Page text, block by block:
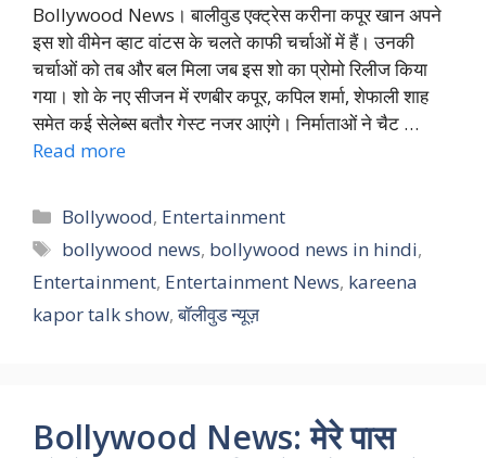
Bollywood News। बालीवुड एक्ट्रेस करीना कपूर खान अपने
इस शो वीमेन व्हाट वांटस के चलते काफी चर्चाओं में हैं। उनकी
चर्चाओं को तब और बल मिला जब इस शो का प्रोमो रिलीज किया
गया। शो के नए सीजन में रणबीर कपूर, कपिल शर्मा, शेफाली शाह
समेत कई सेलेब्स बतौर गेस्ट नजर आएंगे। निर्माताओं ने चैट …
Read more
Categories
Bollywood, Entertainment
Tags
bollywood news, bollywood news in hindi,
Entertainment, Entertainment News, kareena
kapor talk show,बॉलीवुड न्यूज़
Bollywood News: मेरे पास